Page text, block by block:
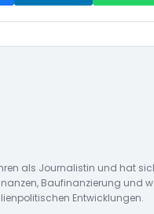
als Journalistin und hat
Baufinanzierung und
Entwicklungen.